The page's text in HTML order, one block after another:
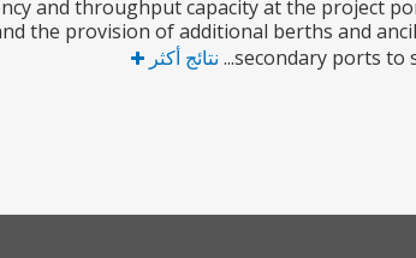
and throughput capacity at the project
the provision of additional berths and
secondary ports to
نتائج أكثر